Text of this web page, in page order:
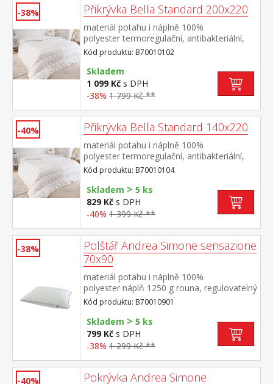
-38% Přikrývka Bella Standard 200x220
materiál potahu i náplně 100%
polyester termoregulační, antibakteriální,
vhodná pro alergiky elegantně
prošitá pratelná do 60 °C
Kód produktu: B70010102
Skladem
1 099 Kč s DPH
-38% 1 799 Kč **
-40% Přikrývka Bella Standard 140x220
materiál potahu i náplně 100%
polyester termoregulační, antibakteriální,
vhodná pro alergiky elegantně
prošitá pratelná do 60 °C
Kód produktu: B70010104
Skladem > 5 ks
829 Kč s DPH
-40% 1 399 Kč **
-38%
Polštář Andrea Simone sensazione
70x90
materiál potahu i náplně 100%
polyester náplň 1250 g rouna, regulovatelný
obsah elegantně prošitý potah na zip
Kód produktu: B70010901
Skladem > 5 ks
799 Kč s DPH
-38% 1 299 Kč **
-40%
Pokrývka Andrea Simone